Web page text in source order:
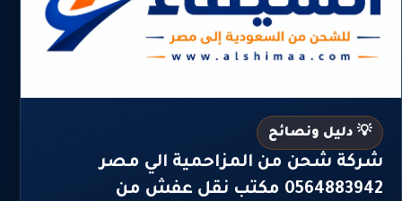
💡 دليل ونصائح
شركة شحن من المزاحمية الي مصر
0564883942 مكتب نقل عفش من